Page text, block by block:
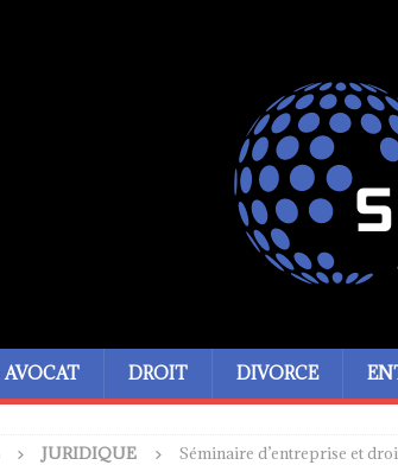
AVOCAT DROIT DIVORCE
JURIDIQUE
Séminaire d’entreprise et